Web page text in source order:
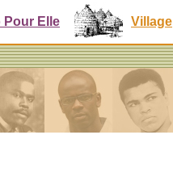
Pour Elle Village